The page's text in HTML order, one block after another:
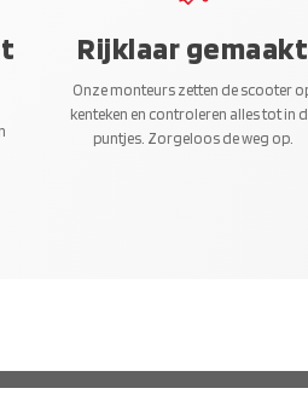
Rijklaar gemaakt
Onze monteurs zetten de scooter
kenteken en controleren alles tot in
puntjes. Zorgeloos de weg op.